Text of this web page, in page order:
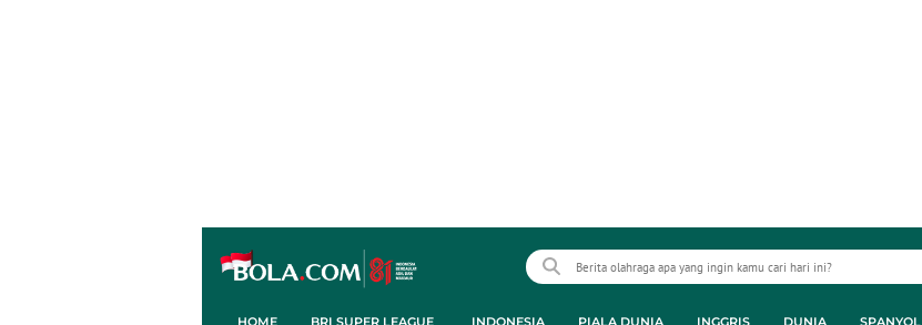
HOME BRI SUPER LEAGUE INDONESIA PIALA DUNIA INGGRIS DUNIA SPANYOL